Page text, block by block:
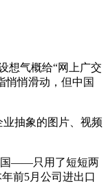
想气概给“网上广交
悄悄滑动，但中国
抽象的图片、视频
国——只用了短短两
前5月公司进出口